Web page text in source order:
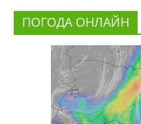
ПОГОДА ОНЛАЙН